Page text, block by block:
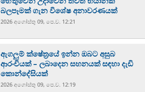
බලපෑමක් ගැන විශේෂ අනාවරණයක්
2026 අගෝස්‍තු 09, පෙ.ව. 12:21
ඇගලුම් ක්ෂේත්‍රයේ ඉන්න ඔබට අසුබ
ආරංචියක් – ලබාදෙන සහනයක් සඳහා දැඩි
කොන්දේසියක්
2026 අගෝස්‍තු 09, පෙ.ව. 12:19